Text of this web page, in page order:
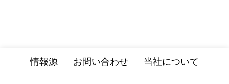
情報源 お問い合わせ 当社について